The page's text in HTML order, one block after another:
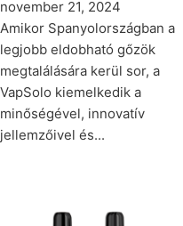
november 21, 2024
Amikor Spanyolországban a
legjobb eldobható gőzök
megtalálására kerül sor, a
VapSolo kiemelkedik a
minőségével, innovatív
jellemzőivel és...